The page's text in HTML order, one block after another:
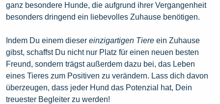
ganz besondere Hunde, die aufgrund ihrer Vergangenheit
besonders dringend ein liebevolles Zuhause benötigen.
Indem Du einem dieser einzigartigen Tiere ein Zuhause
gibst, schaffst Du nicht nur Platz für einen neuen besten
Freund, sondern trägst außerdem dazu bei, das Leben
eines Tieres zum Positiven zu verändern. Lass dich davon
überzeugen, dass jeder Hund das Potenzial hat, Dein
treuester Begleiter zu werden!